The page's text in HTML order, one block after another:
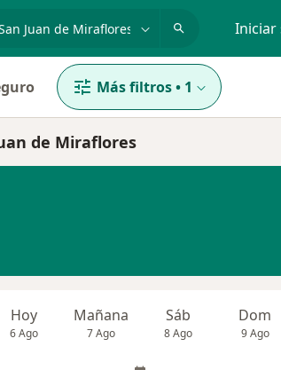
nombre Iniciar
Más filtros• 1
de Miraflores
Hoy
6 Ago
Mañana
7 Ago
Sáb
8 Ago
Dom
9 Ago